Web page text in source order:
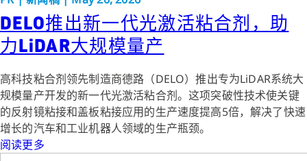
DELO推出新一代光激活粘合剂，助
力LiDAR大规模量产
高科技粘合剂领先制造商德路（DELO）推出专为LiDAR系统大
规模量产开发的新一代光激活粘合剂。这项突破性技术使关键
的反射镜粘接和盖板粘接应用的生产速度提高5倍，解决了快速
增长的汽车和工业机器人领域的生产瓶颈。
阅读更多